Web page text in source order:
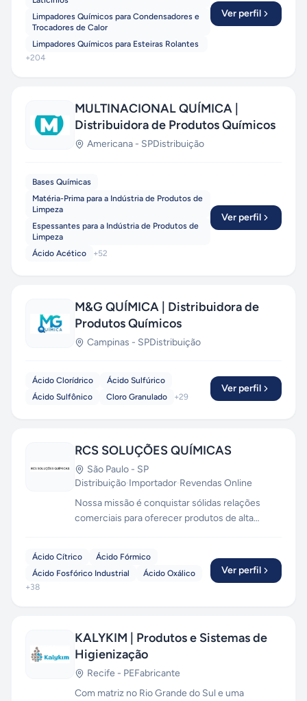
Limpadores Químicos para Condensadores e
Trocadores de Calor
Limpadores Químicos para Esteiras Rolantes
+204
Ver perfil
MULTINACIONAL QUÍMICA |
Distribuidora de Produtos Químicos
Americana - SPDistribuição
Bases Químicas
Matéria-Prima para a Indústria de Produtos de
Limpeza
Espessantes para a Indústria de Produtos de
Limpeza
Ácido Acético
+52
Ver perfil
M&G QUÍMICA | Distribuidora de
Produtos Químicos
Campinas - SPDistribuição
Ácido Clorídrico
Ácido Sulfúrico
Ácido Sulfônico
Cloro Granulado +29
Ver perfil
RCS SOLUÇÕES QUÍMICAS
São Paulo - SP
Distribuição·Importador·Revendas Online
Nossa missão é conquistar sólidas relações
comerciais para oferecer produtos de alta
Ácido Cítrico
Ácido Fórmico
Ácido Fosfórico Industrial
Ácido Oxálico
+38
Ver perfil
KALYKIM | Produtos e Sistemas de
Higienização
Recife - PEFabricante
Com matriz no Rio Grande do Sul e uma